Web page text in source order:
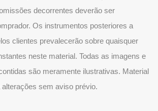
decorrentes deverão ser
Os instrumentos posteriores a
clientes prevalecerão sobre quaisquer
neste material. Todas as imagens e
são meramente ilustrativas. Material
alterações sem aviso prévio.